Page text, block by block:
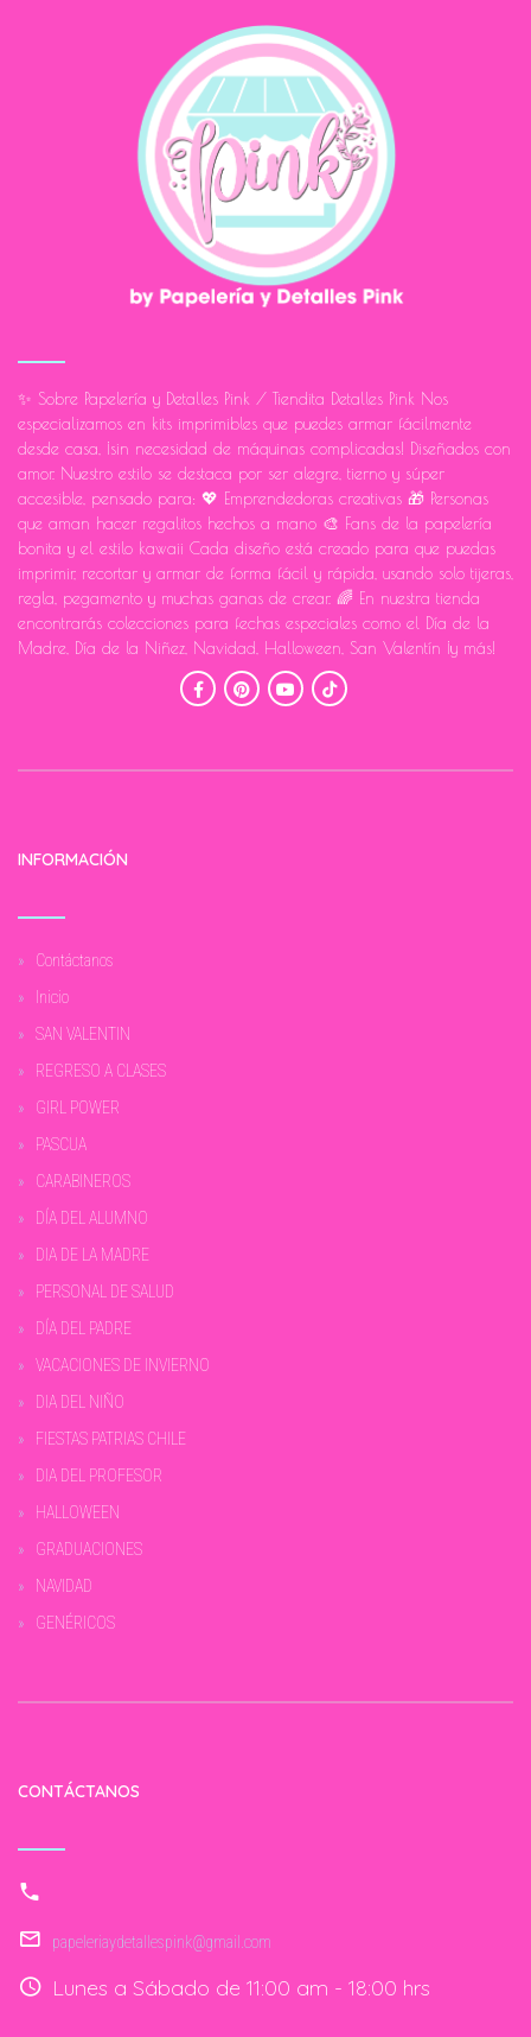
✨ Sobre Papelería y Detalles Pink / Tiendita Detalles Pink Nos
especializamos en kits imprimibles que puedes armar fácilmente
desde casa, ¡sin necesidad de máquinas complicadas! Diseñados con
amor. Nuestro estilo se destaca por ser alegre, tierno y súper
accesible, pensado para: 💖 Emprendedoras creativas 🎁 Personas
que aman hacer regalitos hechos a mano 🎨 Fans de la papelería
bonita y el estilo kawaii Cada diseño está creado para que puedas
imprimir, recortar y armar de forma fácil y rápida, usando solo tijeras,
regla, pegamento y muchas ganas de crear. 🌈 En nuestra tienda
encontrarás colecciones para fechas especiales como el Día de la
Madre, Día de la Niñez, Navidad, Halloween, San Valentín ¡y más!
INFORMACIÓN
Contáctanos
Inicio
SAN VALENTIN
REGRESO A CLASES
GIRL POWER
PASCUA
CARABINEROS
DÍA DEL ALUMNO
DIA DE LA MADRE
PERSONAL DE SALUD
DÍA DEL PADRE
VACACIONES DE INVIERNO
DIA DEL NIÑO
FIESTAS PATRIAS CHILE
DIA DEL PROFESOR
HALLOWEEN
GRADUACIONES
NAVIDAD
GENÉRICOS
CONTÁCTANOS
papeleriaydetallespink@gmail.com
Lunes a Sábado de 11:00 am - 18:00 hrs